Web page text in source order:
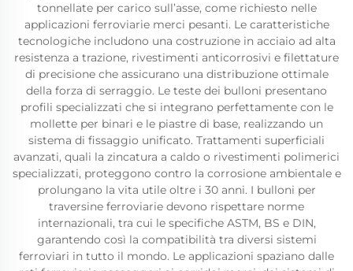
tonnellate per carico sull’asse, come richiesto nelle
applicazioni ferroviarie merci pesanti. Le caratteristiche
tecnologiche includono una costruzione in acciaio ad alta
resistenza a trazione, rivestimenti anticorrosivi e filettature
di precisione che assicurano una distribuzione ottimale
della forza di serraggio. Le teste dei bulloni presentano
profili specializzati che si integrano perfettamente con le
mollette per binari e le piastre di base, realizzando un
sistema di fissaggio unificato. Trattamenti superficiali
avanzati, quali la zincatura a caldo o rivestimenti polimerici
specializzati, proteggono contro la corrosione ambientale e
prolungano la vita utile oltre i 30 anni. I bulloni per
traversine ferroviarie devono rispettare norme
internazionali, tra cui le specifiche ASTM, BS e DIN,
garantendo così la compatibilità tra diversi sistemi
ferroviari in tutto il mondo. Le applicazioni spaziano dalle